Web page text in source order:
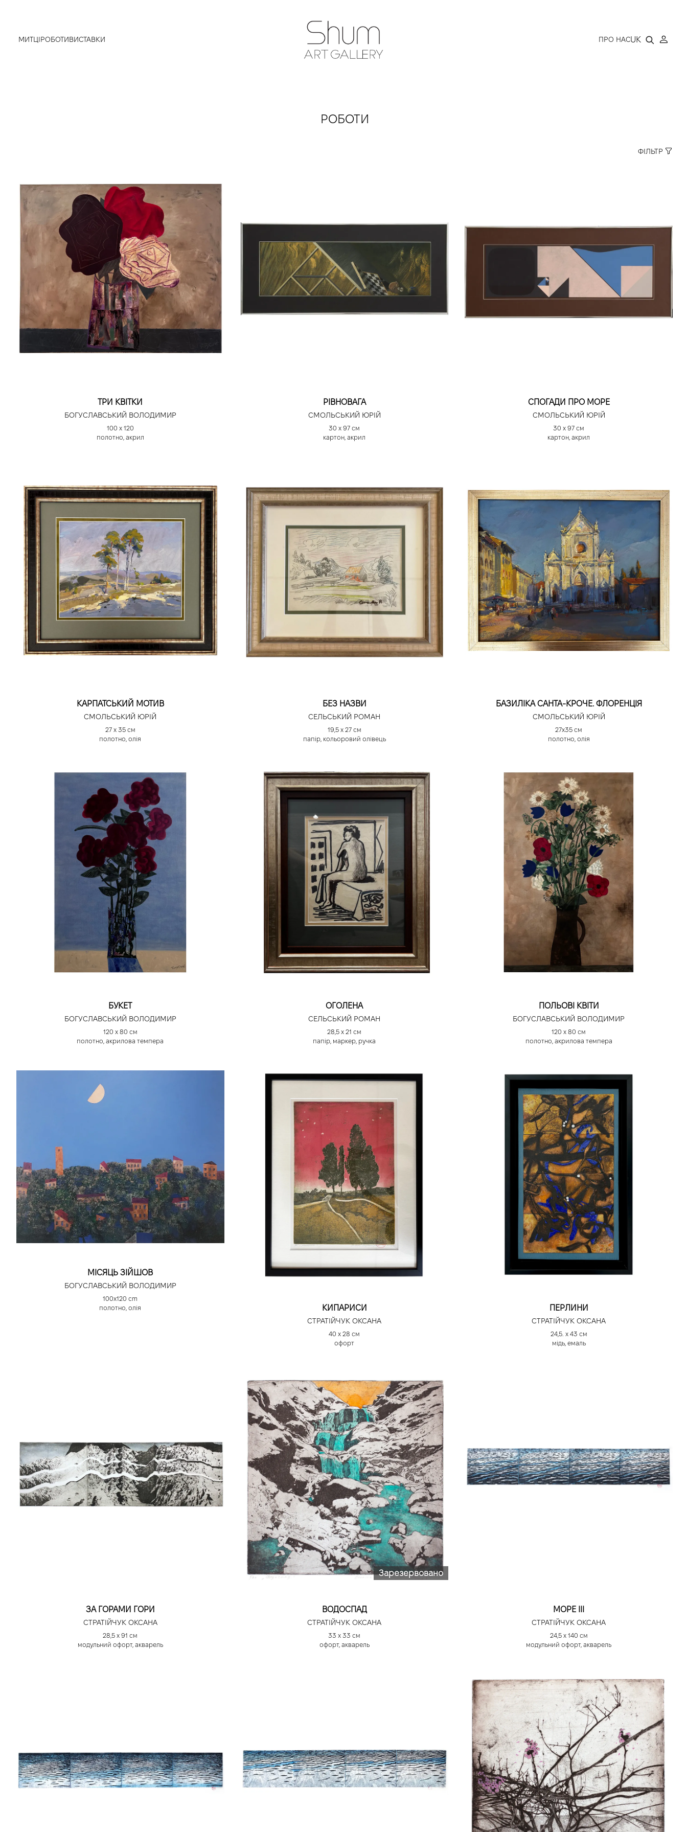
МИТЦІРОБОТИВИСТАВКИ SHUM ART GALLERY ПРО НАСUK
РОБОТИ
ФІЛЬТР
ТРИ КВІТКИ
БОГУСЛАВСЬКИЙ ВОЛОДИМИР
100 х 120
полотно, акрил
РІВНОВАГА
СМОЛЬСЬКИЙ ЮРІЙ
30 х 97 см
картон, акрил
СПОГАДИ ПРО МОРЕ
СМОЛЬСЬКИЙ ЮРІЙ
30 х 97 см
картон, акрил
КАРПАТСЬКИЙ МОТИВ
СМОЛЬСЬКИЙ ЮРІЙ
27 х 35 см
полотно, олія
БЕЗ НАЗВИ
СЕЛЬСЬКИЙ РОМАН
19,5 х 27 см
папір, кольоровий олівець
БАЗИЛІКА САНТА-КРОЧЕ. ФЛОРЕНЦІЯ
СМОЛЬСЬКИЙ ЮРІЙ
27х35 см
полотно, олія
БУКЕТ
БОГУСЛАВСЬКИЙ ВОЛОДИМИР
120 х 80 см
полотно, акрилова темпера
ОГОЛЕНА
СЕЛЬСЬКИЙ РОМАН
28,5 х 21 см
папір, маркер, ручка
ПОЛЬОВІ КВІТИ
БОГУСЛАВСЬКИЙ ВОЛОДИМИР
120 х 80 см
полотно, акрилова темпера
МІСЯЦЬ ЗІЙШОВ
БОГУСЛАВСЬКИЙ ВОЛОДИМИР
100х120 cm
полотно, олія
КИПАРИСИ
СТРАТІЙЧУК ОКСАНА
40 х 28 см
офорт
ПЕРЛИНИ
СТРАТІЙЧУК ОКСАНА
24,5. х 43 см
мідь, емаль
ЗА ГОРАМИ ГОРИ
СТРАТІЙЧУК ОКСАНА
28,5 х 91 см
модульний офорт, акварель
Зарезервовано
ВОДОСПАД
СТРАТІЙЧУК ОКСАНА
33 х 33 см
офорт, акварель
МОРЕ ІІІ
СТРАТІЙЧУК ОКСАНА
24,5 х 140 см
модульний офорт, акварель